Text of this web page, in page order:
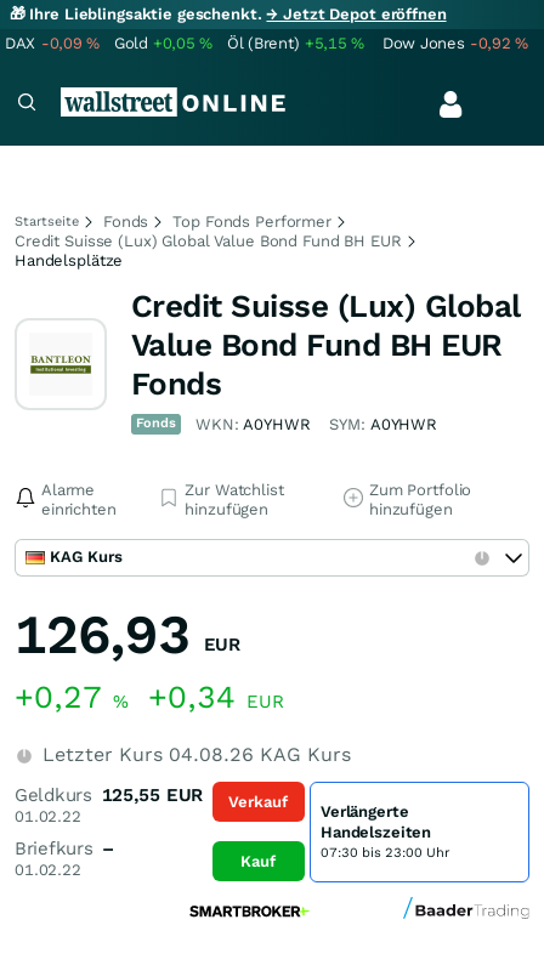
🎁 Ihre Lieblingsaktie geschenkt.→ Jetzt Depot eröffnen
DAX -0,09% Gold +0,05% Öl (Brent) +5,15% Dow Jones -0,92%
Startseite Fonds
Top Fonds Performer
Credit Suisse (Lux) Global Value Bond Fund BH EUR
Handelsplätze
Credit Suisse (Lux) Global
Value Bond Fund BH EUR
Fonds
Fonds WKN:A0YHWR SYM: A0YHWR
Alarme
einrichten
Zur Watchlist
hinzufügen
Zum Portfolio
hinzufügen
KAG Kurs
126,93 EUR
+0,27 % +0,34 EUR
Letzter Kurs 04.08.26 KAG Kurs
Geldkurs
01.02.22
125,55 EUR
Briefkurs
01.02.22
–
Verkauf
Kauf
Verlängerte
Handelszeiten
07:30 bis 23:00 Uhr